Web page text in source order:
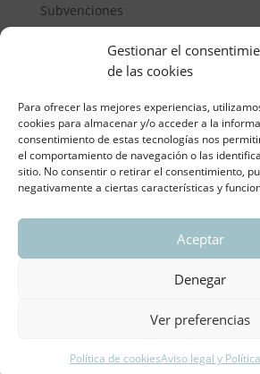
Gestionar el
de las cookies
Para ofrecer las mejores experiencias,
cookies para almacenar y/o acceder a la
consentimiento de estas tecnologías nos
el comportamiento de navegación o las
sitio. No consentir o retirar el consentimiento,
negativamente a ciertas características y
Aceptar
Denegar
Ver preferencias
Política de cookiesAviso legal y
Subvenciones
ASOCIACIÓN REGIONAL
Aviso legal y política de privacidad